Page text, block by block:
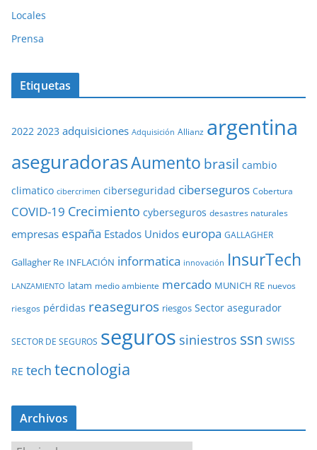
Locales
Prensa
Etiquetas
2022 2023 adquisiciones Adquisición Allianz argentina
aseguradorasAumento brasil cambio
climatico cibercrimen ciberseguridad ciberseguros Cobertura
COVID-19 Crecimiento cyberseguros desastres naturales
empresas españa Estados Unidos europa GALLAGHER
Gallagher Re INFLACIÓN informatica innovación InsurTech
LANZAMIENTO latam medio ambiente mercado MUNICH RE nuevos
riesgos pérdidas reaseguros riesgos Sector asegurador
SECTOR DE SEGUROS seguros siniestros ssn SWISS
RE tech tecnologia
Archivos